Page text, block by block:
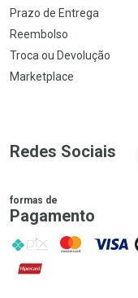
Prazo de Entrega
Reembolso
Troca ou Devolução
Marketplace
Redes Sociais
formas de
Pagamento
PIX MasterCard
VISA
Hipercard